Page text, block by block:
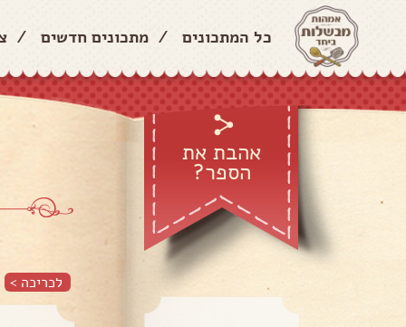
כל המתכונים / מתכונים חדשים /
אהבת את
הספר?
לכריכה >